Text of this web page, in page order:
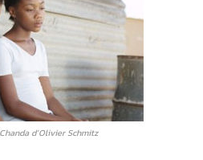
d’Olivier Schmitz